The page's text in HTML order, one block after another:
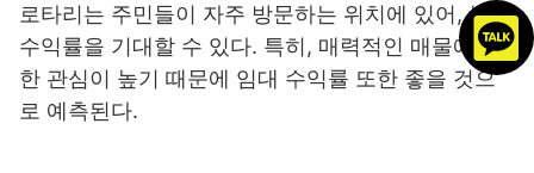
로타리는 주민들이 자주 방문하는 위치에 있어, 높은
수익률을 기대할 수 있다. 특히, 매력적인 매물에 대
한 관심이 높기 때문에 임대 수익률 또한 좋을 것으
로 예측된다.